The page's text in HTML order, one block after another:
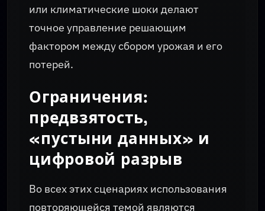
или климатические шоки делают
точное управление решающим
фактором между сбором урожая и его
потерей.
Ограничения:
предвзятость,
«пустыни данных» и
цифровой разрыв
Во всех этих сценариях использования
повторяющейся темой являются